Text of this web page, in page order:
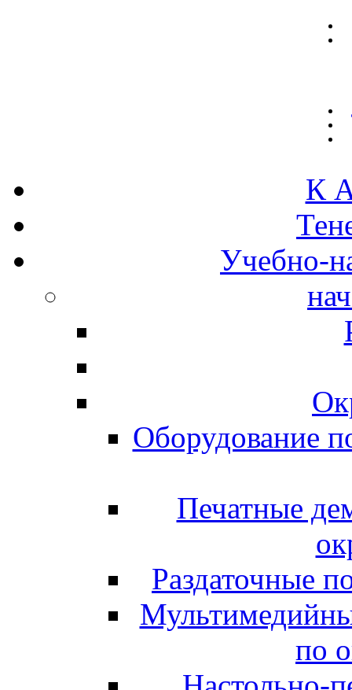
К
Учебно-
Оборудование
Печатные
Раздаточные
по